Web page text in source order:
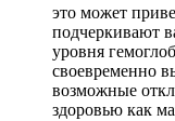
это может
подчеркивают
уровня
своевременно
возможные
здоровью как